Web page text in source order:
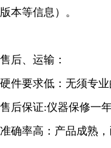
版本等信息）。
售后、运输：
硬件要求低：无须专
售后保证:仪器保修一
准确率高：产品成熟